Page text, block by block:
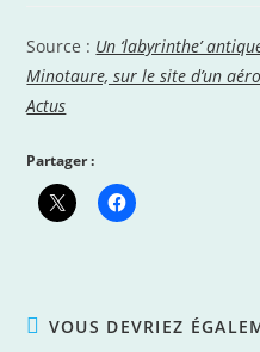
publication :
Source : Un ‘labyrinthe’
Minotaure, sur le site d’un
Actus
Partager :
VOUS DEVRIEZ